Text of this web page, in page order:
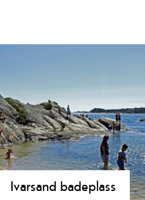
Ivarsand badeplass